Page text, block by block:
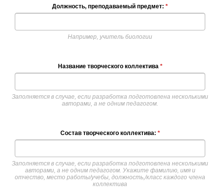
Должность, преподаваемый предмет: *
Например, учитель биологии
Название творческого коллектива *
Заполняется в случае, если разработка подготовлена несколькими
авторами, а не одним педагогом.
Состав творческого коллектива: *
Заполняется в случае, если разработка подготовлена несколькими
авторами, а не одним педагогом. Укажите фамилию, имя и
отчество, место работы/учебы, должность,/класс каждого члена
коллектива